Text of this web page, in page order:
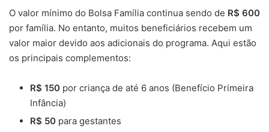
O valor mínimo do Bolsa Família continua sendo de R$ 600
por família. No entanto, muitos beneficiários recebem um
valor maior devido aos adicionais do programa. Aqui estão
os principais complementos:
R$ 150 por criança de até 6 anos (Benefício Primeira
Infância)
R$ 50 para gestantes